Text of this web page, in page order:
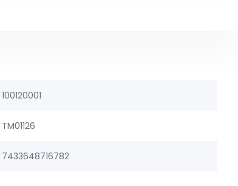
100120001
TM01126
7433648716782